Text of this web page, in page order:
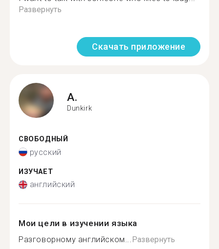
Развернуть
Скачать приложение
A.
Dunkirk
СВОБОДНЫЙ
русский
ИЗУЧАЕТ
английский
Мои цели в изучении языка
Разговорному английском...Развернуть